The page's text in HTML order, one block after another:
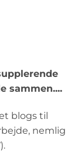
sammen....
blogs til
nemlig